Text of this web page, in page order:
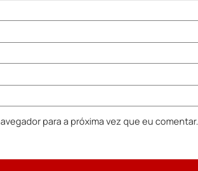
para a próxima vez que eu comentar.